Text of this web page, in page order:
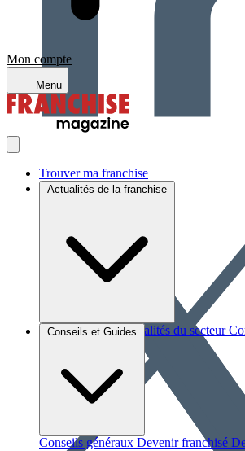
Mon compte
Menu
Trouver ma franchise
Actualités de la franchise
Brèves et actus Actualités du secteur
Conseils et Guides
Conseils généraux Devenir franchisé